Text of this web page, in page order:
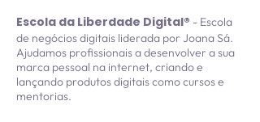
Escola da Liberdade Digital® - Escola
de negócios digitais liderada por Joana Sá.
Ajudamos profissionais a desenvolver a sua
marca pessoal na internet, criando e
lançando produtos digitais como cursos e
mentorias.